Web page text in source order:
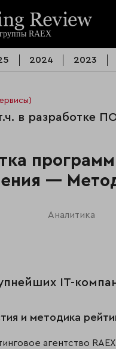
2024 2023
в разработке
—
Аналитика
IT-
и методика
агентство RAEX